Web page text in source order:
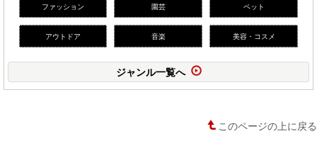
ファッション 園芸 ペット
アウトドア 音楽 美容・コスメ
ジャンル一覧へ
このページの上に戻る